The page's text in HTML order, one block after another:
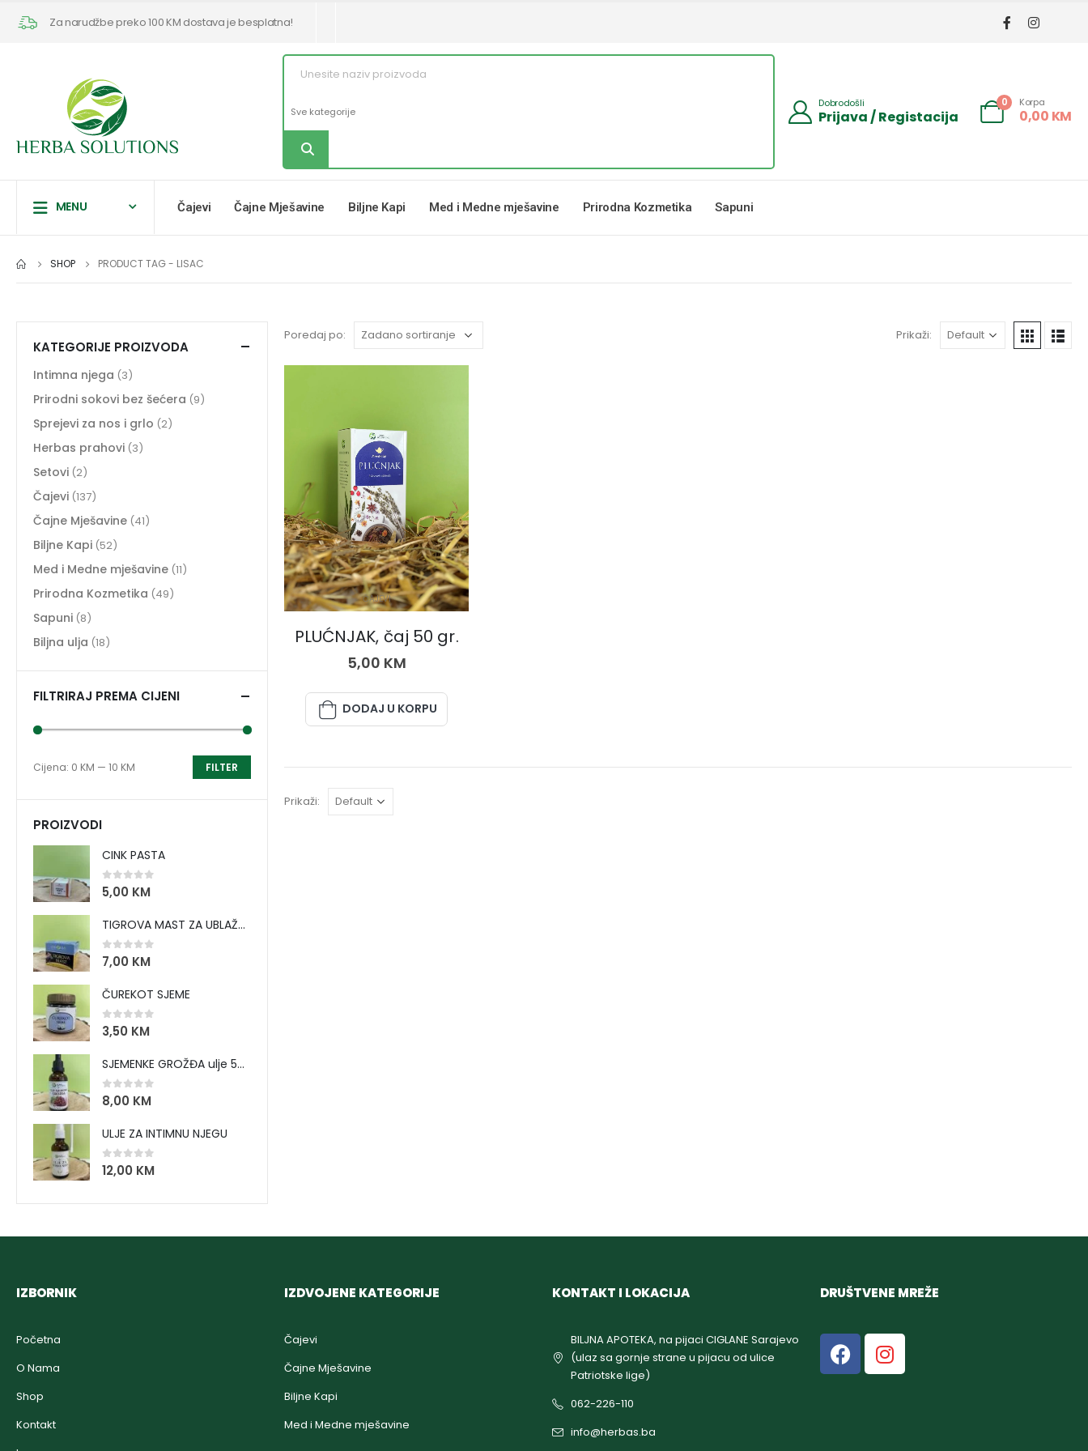
Za narudžbe preko 100 KM dostava je besplatna!
Dobrodošli
Prijava / Registacija
0 Korpa
0,00 KM
MENU Čajevi Čajne Mješavine Biljne Kapi Med i Medne mješavine Prirodna Kozmetika Sapuni
SHOP PRODUCT TAG - LISAC
Poredaj po: Prikaži:
ČAJEVI
PLUĆNJAK, čaj 50 gr.
5,00 KM
DODAJ U KORPU
Prikaži:
KATEGORIJE PROIZVODA
Intimna njega (3)
Prirodni sokovi bez šećera (9)
Sprejevi za nos i grlo (2)
Herbas prahovi (3)
Setovi (2)
Čajevi (137)
Čajne Mješavine (41)
Biljne Kapi (52)
Med i Medne mješavine (11)
Prirodna Kozmetika (49)
Sapuni (8)
Biljna ulja (18)
FILTRIRAJ PREMA CIJENI
FILTER
Cijena: 0 KM — 10 KM
PROIZVODI
CINK PASTA
0 out of 5
5,00 KM
TIGROVA MAST ZA UBLAŽAVANJE BOLOVA I ZAGRIJAVANJE MIŠIĆA
0 out of 5
7,00 KM
ČUREKOT SJEME
0 out of 5
3,50 KM
SJEMENKE GROŽĐA ulje 50 ml
0 out of 5
8,00 KM
ULJE ZA INTIMNU NJEGU
0out of 5
12,00 KM
IZBORNIK
Početna
O Nama
Shop
Kontakt
IZDVOJENE KATEGORIJE
Čajevi
Čajne Mješavine
Biljne Kapi
Med i Medne mješavine
KONTAKT I LOKACIJA
BILJNA APOTEKA, na pijaci CIGLANE Sarajevo
(ulaz sa gornje strane u pijacu od ulice
Patriotske lige)
062-226-110
info@herbas.ba
DRUŠTVENE MREŽE